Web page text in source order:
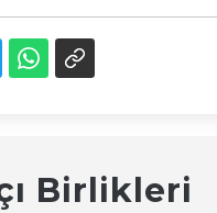
Birlikleri